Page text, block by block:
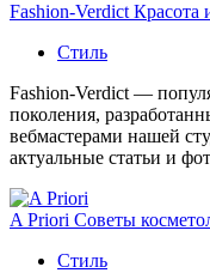
Fashion-Verdict Красота
Стиль
Fashion-Verdict —
поколения,
вебмастерами нашей
актуальные статьи и
A Priori Советы
Стиль